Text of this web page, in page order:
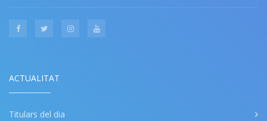
ACTUALITAT
Titulars del dia